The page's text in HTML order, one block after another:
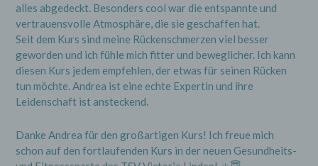
alles abgedeckt. Besonders cool war die entspannte und
vertrauensvolle Atmosphäre, die sie geschaffen hat.
Seit dem Kurs sind meine Rückenschmerzen viel besser
geworden und ich fühle mich fitter und beweglicher. Ich kann
diesen Kurs jedem empfehlen, der etwas für seinen Rücken
tun möchte. Andrea ist eine echte Expertin und ihre
Leidenschaft ist ansteckend.
Danke Andrea für den großartigen Kurs! Ich freue mich
schon auf den fortlaufenden Kurs in der neuen Gesundheits-